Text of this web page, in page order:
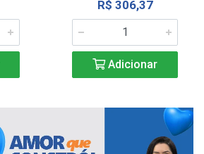
R$ 306,37
Adicionar